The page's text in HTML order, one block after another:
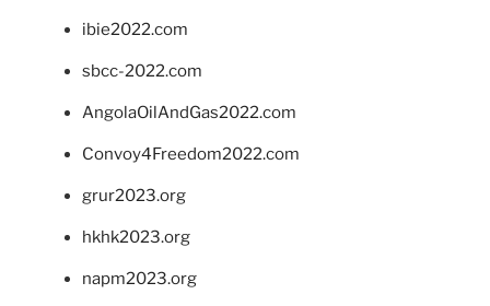
ibie2022.com
sbcc-2022.com
AngolaOilAndGas2022.com
Convoy4Freedom2022.com
grur2023.org
hkhk2023.org
napm2023.org